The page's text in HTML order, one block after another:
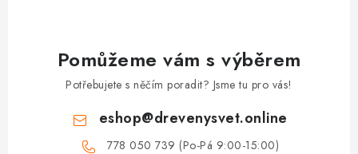
Pomůžeme vám s výběrem
Potřebujete s něčím poradit? Jsme tu pro vás!
eshop@drevenysvet.online
778 050 739 (Po-Pá 9:00-15:00)